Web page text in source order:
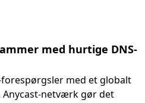
med hurtige DNS-
forespørgsler med et globalt
netværk gør det